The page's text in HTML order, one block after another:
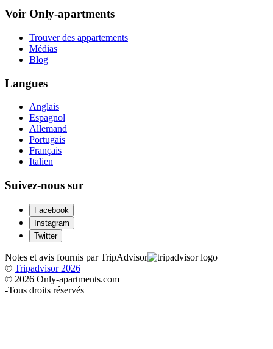
Voir Only-apartments
Trouver des appartements
Médias
Blog
Langues
Anglais
Espagnol
Allemand
Portugais
Français
Italien
Suivez-nous sur
Facebook
Instagram
Twitter
Notes et avis fournis par TripAdvisor
© Tripadvisor 2026
© 2026 Only-apartments.com
-Tous droits réservés